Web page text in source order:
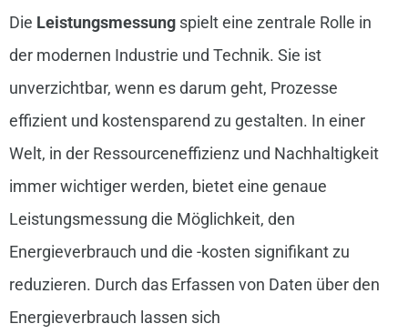
Die Leistungsmessungspielt eine zentrale Rolle in
der modernen Industrie und Technik. Sie ist
unverzichtbar, wenn es darum geht, Prozesse
effizient und kostensparend zu gestalten. In einer
Welt, in der Ressourceneffizienz und Nachhaltigkeit
immer wichtiger werden, bietet eine genaue
Leistungsmessung die Möglichkeit, den
Energieverbrauch und die -kosten signifikant zu
reduzieren. Durch das Erfassen von Daten über den
Energieverbrauch lassen sich